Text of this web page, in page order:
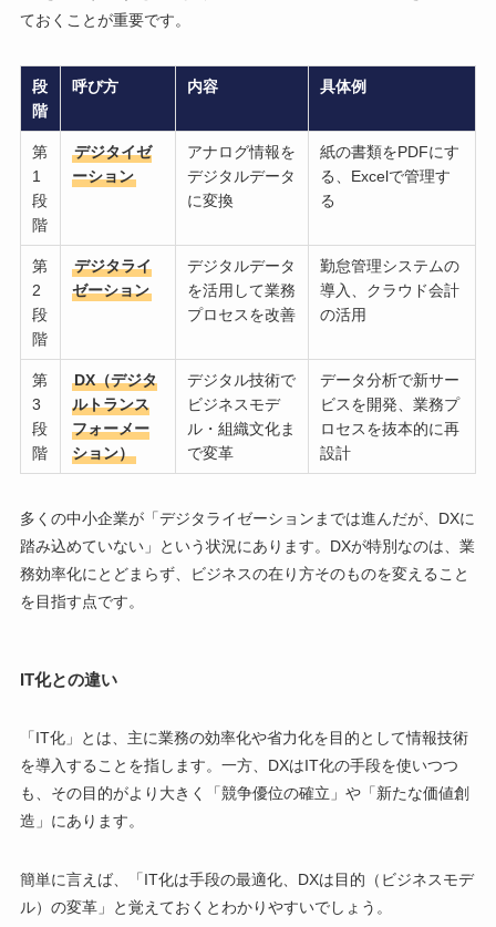
ておくことが重要です。
段
階
呼び方 内容 具体例
第
1
段
階
デジタイゼ
ーション
アナログ情報を
デジタルデータ
に変換
紙の書類をPDFにす
る、Excelで管理す
る
第
2
段
階
デジタライ
ゼーション
デジタルデータ
を活用して業務
プロセスを改善
勤怠管理システムの
導入、クラウド会計
の活用
第
3
段
階
DX（デジタ
ルトランス
フォーメー
ション）
デジタル技術で
ビジネスモデ
ル・組織文化ま
で変革
データ分析で新サー
ビスを開発、業務プ
ロセスを抜本的に再
設計
多くの中小企業が「デジタライゼーションまでは進んだが、DXに
踏み込めていない」という状況にあります。DXが特別なのは、業
務効率化にとどまらず、ビジネスの在り方そのものを変えること
を目指す点です。
IT化との違い
「IT化」とは、主に業務の効率化や省力化を目的として情報技術
を導入することを指します。一方、DXはIT化の手段を使いつつ
も、その目的がより大きく「競争優位の確立」や「新たな価値創
造」にあります。
簡単に言えば、「IT化は手段の最適化、DXは目的（ビジネスモデ
ル）の変革」と覚えておくとわかりやすいでしょう。